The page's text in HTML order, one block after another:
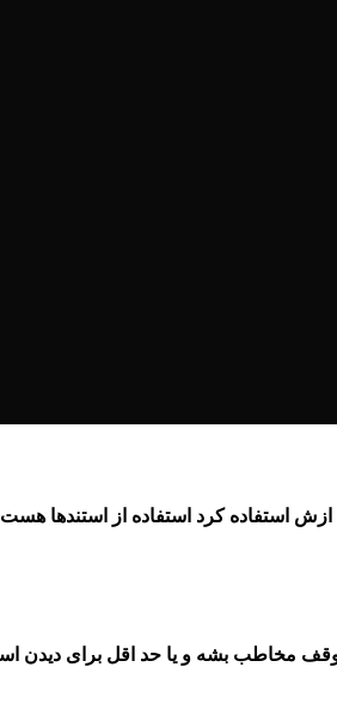
ازش استفاده کرد استفاده از استندها
مخاطب بشه و یا حد اقل برای دیدن